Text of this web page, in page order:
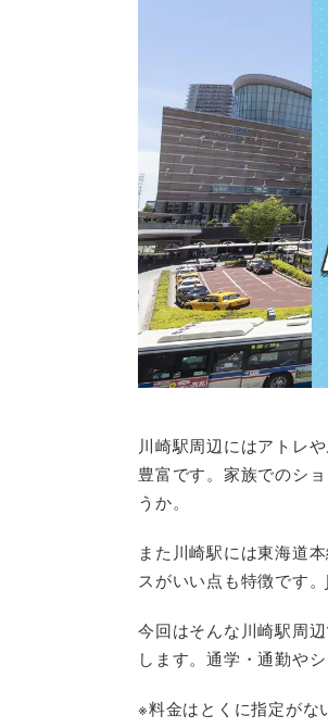
川崎駅周辺にはアトレ
豊富です。家族でのシ
うか。
また川崎駅には東海道
スがいい点も特徴です
今回はそんな川崎駅周
します。通学・通勤や
※料金はとくに指定がな